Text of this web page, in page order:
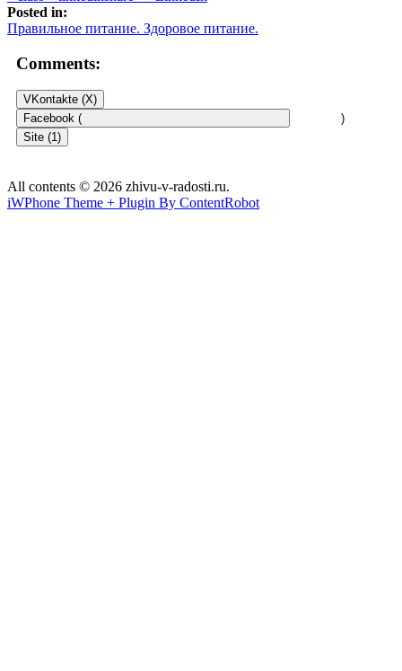
Posted in:
Правильное питание. Здоровое питание.
Comments:
VKontakte (X)
Facebook (
)
Site (1)
All contents © 2026 zhivu-v-radosti.ru.
iWPhone Theme + Plugin By ContentRobot